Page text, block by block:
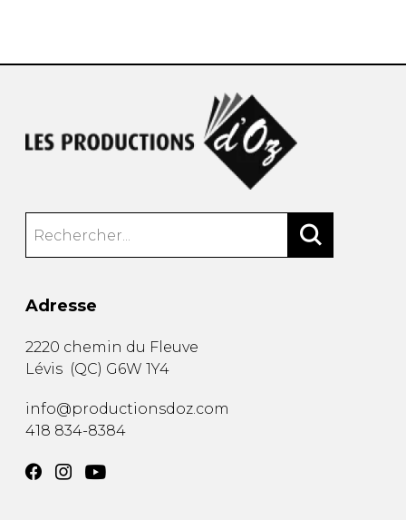
Adresse
2220 chemin du Fleuve
Lévis (QC) G6W 1Y4
info@productionsdoz.com
418 834-8384